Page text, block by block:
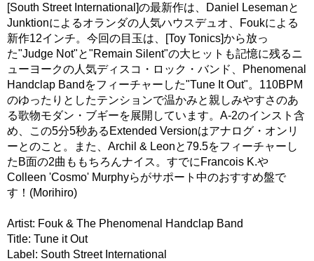
[South Street International]の最新作は、Daniel Lesemanと
Junktionによるオランダの人気ハウスデュオ、Foukによる
新作12インチ。今回の目玉は、[Toy Tonics]から放っ
た"Judge Not"と"Remain Silent"の大ヒットも記憶に残るニ
ューヨークの人気ディスコ・ロック・バンド、Phenomenal
Handclap Bandをフィーチャーした"Tune It Out"。110BPM
のゆったりとしたテンションで温かみと親しみやすさのあ
る歌物モダン・ブギーを展開しています。A-2のインスト含
め、この5分5秒あるExtended Versionはアナログ・オンリ
ーとのこと。また、Archil & Leonと79.5をフィーチャーし
たB面の2曲ももちろんナイス。すでにFrancois K.や
Colleen 'Cosmo' Murphyらがサポート中のおすすめ盤で
す！(Morihiro)
Artist: Fouk & The Phenomenal Handclap Band
Title: Tune it Out
Label: South Street International